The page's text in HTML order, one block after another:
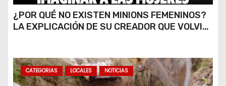
¿POR QUÉ NO EXISTEN MINIONS FEMENINOS?
LA EXPLICACIÓN DE SU CREADOR QUE VOLVIÓ
CATEGORIAS LOCALES NOTICIAS